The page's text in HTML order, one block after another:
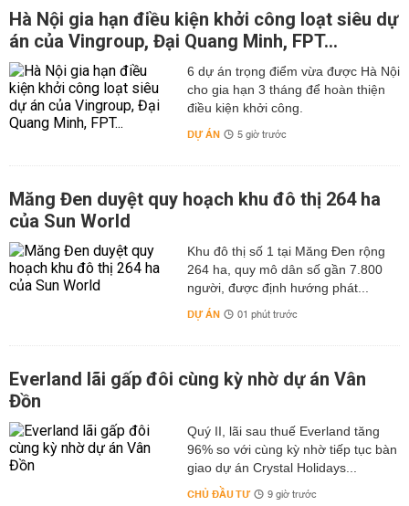
Hà Nội gia hạn điều kiện khởi công loạt siêu dự
án của Vingroup, Đại Quang Minh, FPT...
6 dự án trọng điểm vừa được Hà Nội
cho gia hạn 3 tháng để hoàn thiện
điều kiện khởi công.
DỰ ÁN 5 giờ trước
Măng Đen duyệt quy hoạch khu đô thị 264 ha
của Sun World
Khu đô thị số 1 tại Măng Đen rộng
264 ha, quy mô dân số gần 7.800
người, được định hướng phát...
DỰ ÁN 01 phút trước
Everland lãi gấp đôi cùng kỳ nhờ dự án Vân
Đồn
Quý II, lãi sau thuế Everland tăng
96% so với cùng kỳ nhờ tiếp tục bàn
giao dự án Crystal Holidays...
CHỦ ĐẦU TƯ 9 giờ trước